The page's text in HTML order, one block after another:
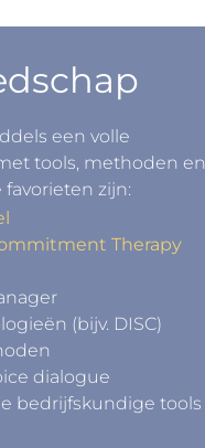
een volle
tools, methoden en
zijn:
Therapy
(bijv. DISC)
dialogue
bedrijfskundige tools